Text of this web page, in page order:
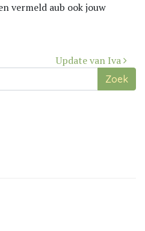
vermeld aub ook jouw
Update van Iva